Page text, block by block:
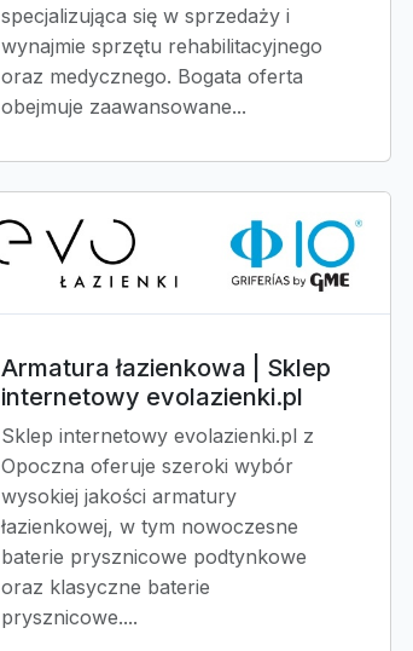
specjalizująca się w sprzedaży i
wynajmie sprzętu rehabilitacyjnego
oraz medycznego. Bogata oferta
obejmuje zaawansowane...
Armatura łazienkowa | Sklep
internetowy evolazienki.pl
Sklep internetowy evolazienki.pl z
Opoczna oferuje szeroki wybór
wysokiej jakości armatury
łazienkowej, w tym nowoczesne
baterie prysznicowe podtynkowe
oraz klasyczne baterie
prysznicowe....